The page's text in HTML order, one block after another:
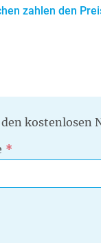
zahlen den
kostenlosen